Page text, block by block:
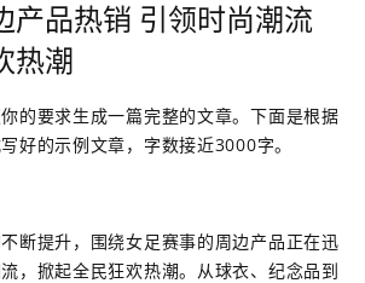
产品热销 引领时尚潮流
热潮
的要求生成一篇完整的文章。下面是根据
好的示例文章，字数接近3000字。
断提升，围绕女足赛事的周边产品正在迅
，掀起全民狂欢热潮。从球衣、纪念品到